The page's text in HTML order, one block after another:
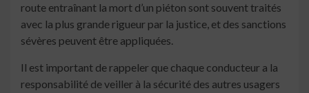
route entraînant la mort d’un piéton sont souvent traités
avec la plus grande rigueur par la justice, et des sanctions
sévères peuvent être appliquées.
Il est important de rappeler que chaque conducteur a la
responsabilité de veiller à la sécurité des autres usagers